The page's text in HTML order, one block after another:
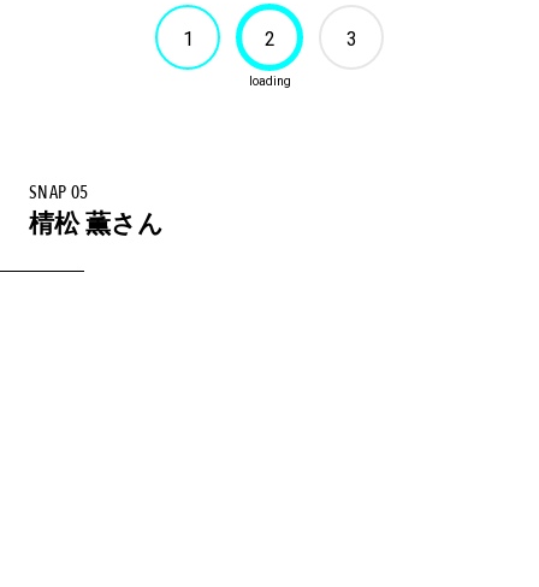
1 2 3
SNAP 05
棈松 薫さん